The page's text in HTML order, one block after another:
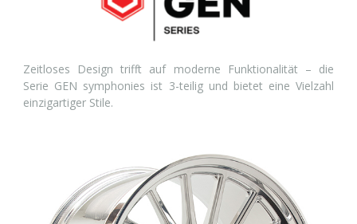
Zeitloses Design trifft auf moderne Funktionalität – die
Serie GEN symphonies ist 3-teilig und bietet eine Vielzahl
einzigartiger Stile.